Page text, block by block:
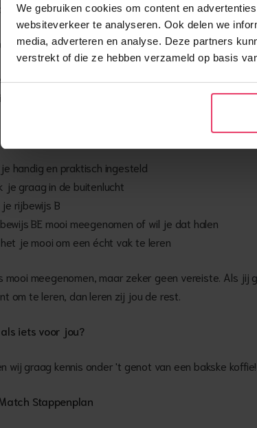
We gebruiken cookies om content en
websiteverkeer te analyseren. Ook delen we
media, adverteren en analyse. Deze partners
verstrekt of die ze hebben verzameld op basis
we?
geen vergadertijger. We zoeken iemand die liever
niet bang is voor een beetje regen, modder of vieze
handig en praktisch ingesteld
je graag in de buitenlucht
rijbewijs B
BE mooi meegenomen of wil je dat halen
je mooi om een écht vak te leren
mooi meegenomen, maar zeker geen vereiste. Als jij
om te leren, dan leren zij jou de rest.
iets voor jou?
wij graag kennis onder 't genot van een bakske koffie!
Stappenplan